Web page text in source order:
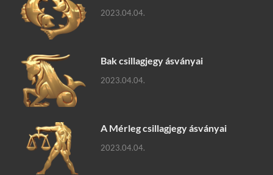
2023.04.04.
Bak csillagjegy ásványai
2023.04.04.
A Mérleg csillagjegy ásványai
2023.04.04.